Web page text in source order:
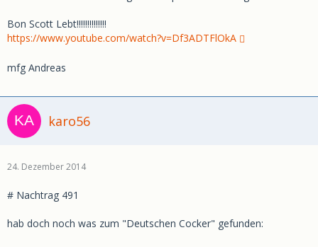
Bon Scott Lebt!!!!!!!!!!!!!!
https://www.youtube.com/watch?v=Df3ADTFlOkA
mfg Andreas
karo56
24. Dezember 2014
# Nachtrag 491
hab doch noch was zum "Deutschen Cocker" gefunden: